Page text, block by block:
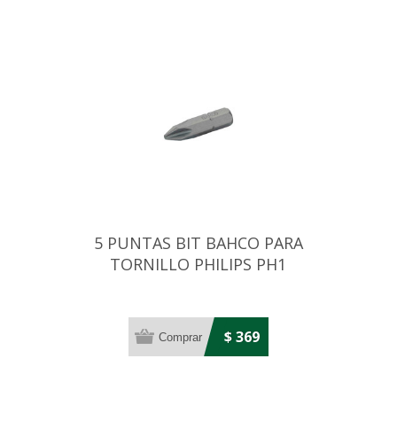
5 PUNTAS BIT BAHCO PARA
TORNILLO PHILIPS PH1
$ 369